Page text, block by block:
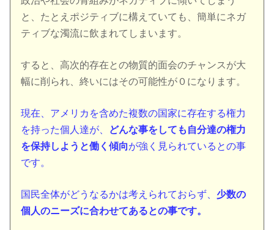
と、たとえポジティブに構えていても、簡単にネガ
ティブな濁流に飲まれてしまいます。
すると、高次的存在との物質的面会のチャンスが大
幅に削られ、終いにはその可能性が０になります。
現在、アメリカを含めた複数の国家に存在する権力
を持った個人達が、
どんな事をしても自分達の権力
を保持しようと働く傾向が強く見られているとの事
です。
国民全体がどうなるかは考えられておらず、 少数の
個人のニーズに合わせてあるとの事です。